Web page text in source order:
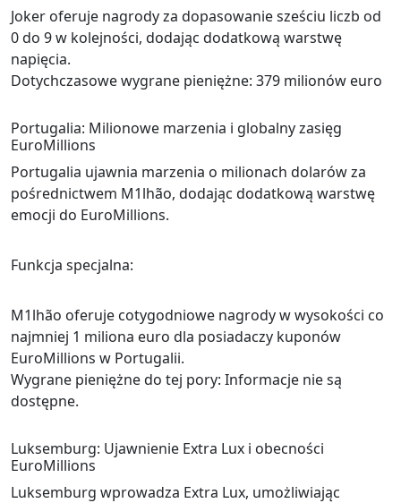
Joker oferuje nagrody za dopasowanie sześciu liczb od
0 do 9 w kolejności, dodając dodatkową warstwę
napięcia.
Dotychczasowe wygrane pieniężne: 379 milionów euro
Portugalia: Milionowe marzenia i globalny zasięg
EuroMillions
Portugalia ujawnia marzenia o milionach dolarów za
pośrednictwem M1lhão, dodając dodatkową warstwę
emocji do EuroMillions.
Funkcja specjalna:
M1lhão oferuje cotygodniowe nagrody w wysokości co
najmniej 1 miliona euro dla posiadaczy kuponów
EuroMillions w Portugalii.
Wygrane pieniężne do tej pory: Informacje nie są
dostępne.
Luksemburg: Ujawnienie Extra Lux i obecności
EuroMillions
Luksemburg wprowadza Extra Lux, umożliwiając